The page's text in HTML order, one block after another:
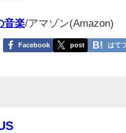
音楽/アマゾン(Amazon)
Facebook post はて